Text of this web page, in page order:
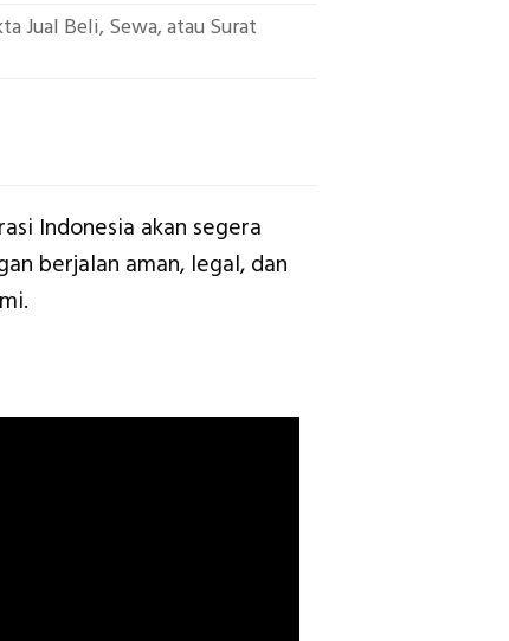
Jual Beli, Sewa, atau Surat
Indonesia akan segera
berjalan aman, legal, dan